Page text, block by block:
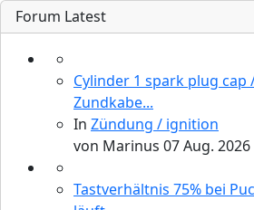
Forum Latest
Cylinder 1 spark plug cap
Zundkabe...
In Zündung / ignition
von Marinus 07 Aug. 2026
Tastverhältnis 75% bei